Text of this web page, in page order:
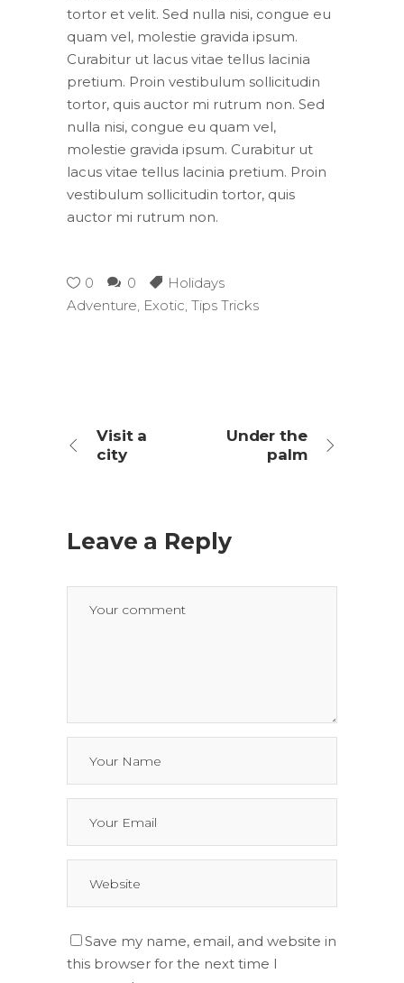
tortor et velit. Sed nulla nisi, congue eu
quam vel, molestie gravida ipsum.
Curabitur ut lacus vitae tellus lacinia
pretium. Proin vestibulum sollicitudin
tortor, quis auctor mi rutrum non. Sed
nulla nisi, congue eu quam vel,
molestie gravida ipsum. Curabitur ut
lacus vitae tellus lacinia pretium. Proin
vestibulum sollicitudin tortor, quis
auctor mi rutrum non.
0 0
Holidays
Adventure Exotic Tips Tricks
Visit a
city
Under the
palm
Leave a Reply
Save my name, email, and website in
this browser for the next time I